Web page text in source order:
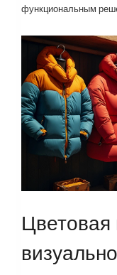
функциональным
Цветовая